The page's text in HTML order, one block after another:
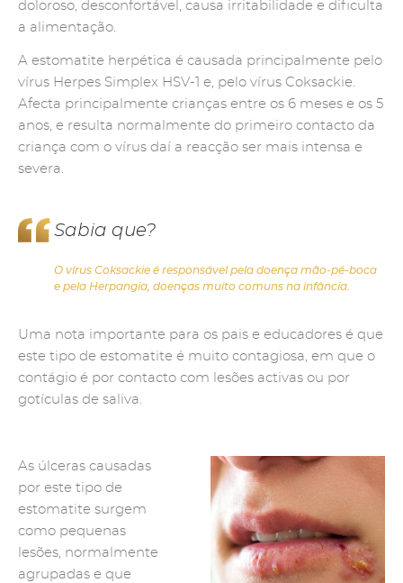
doloroso, desconfortável, causa irritabilidade e dificulta
a alimentação.
A estomatite herpética é causada principalmente pelo
vírus Herpes Simplex HSV-1 e, pelo vírus Coksackie.
Afecta principalmente crianças entre os 6 meses e os 5
anos, e resulta normalmente do primeiro contacto da
criança com o vírus daí a reacção ser mais intensa e
severa.
Sabia que?
O vírus Coksackie é responsável pela doença mão-pé-boca
e pela Herpangia, doenças muito comuns na infância.
Uma nota importante para os pais e educadores é que
este tipo de estomatite é muito contagiosa, em que o
contágio é por contacto com lesões activas ou por
gotículas de saliva.
As úlceras causadas
por este tipo de
estomatite surgem
como pequenas
lesões, normalmente
agrupadas e que